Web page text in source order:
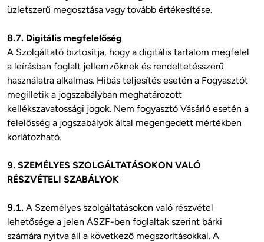
üzletszerű megosztása vagy tovább értékesítése.
8.7. Digitális megfelelőség
A Szolgáltató biztosítja, hogy a digitális tartalom megfelel
a leírásban foglalt jellemzőknek és rendeltetésszerű
használatra alkalmas. Hibás teljesítés esetén a Fogyasztót
megilletik a jogszabályban meghatározott
kellékszavatossági jogok. Nem fogyasztó Vásárló esetén a
felelősség a jogszabályok által megengedett mértékben
korlátozható.
9. SZEMÉLYES SZOLGÁLTATÁSOKON VALÓ
RÉSZVÉTELI SZABÁLYOK
9.1. A Személyes szolgáltatásokon való részvétel
lehetősége a jelen ÁSZF-ben foglaltak szerint bárki
számára nyitva áll a következő megszorításokkal. A